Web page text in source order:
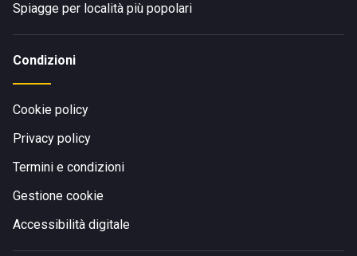
Spiagge per località più popolari
Condizioni
Cookie policy
Privacy policy
Termini e condizioni
Gestione cookie
Accessibilità digitale